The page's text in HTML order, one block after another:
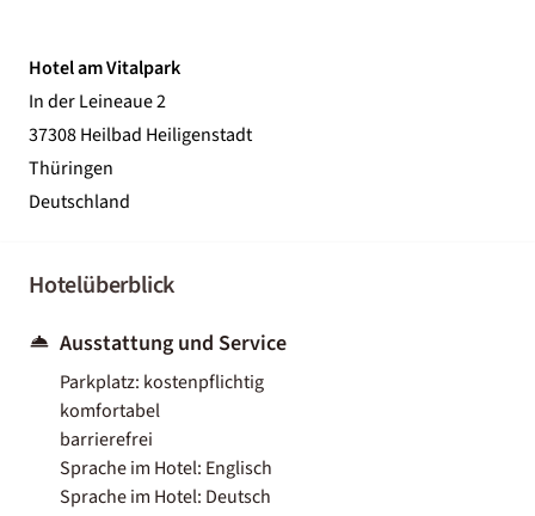
Hotel am Vitalpark
In der Leineaue 2
37308 Heilbad Heiligenstadt
Thüringen
Deutschland
Hotelüberblick
Ausstattung und Service
Parkplatz: kostenpflichtig
komfortabel
barrierefrei
Sprache im Hotel: Englisch
Sprache im Hotel: Deutsch